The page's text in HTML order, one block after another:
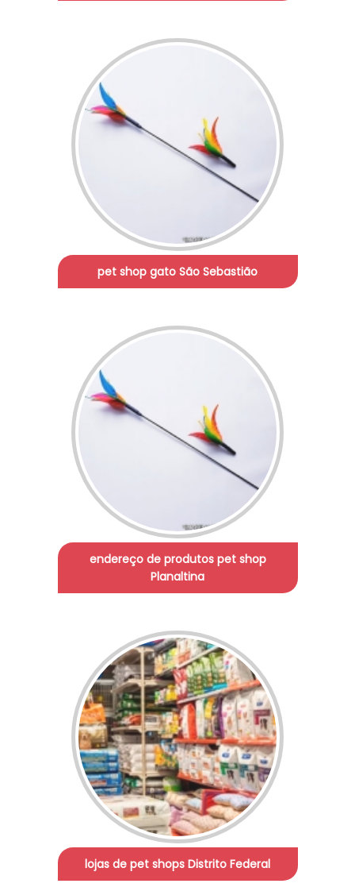
pet shop gato São Sebastião
endereço de produtos pet shop
Planaltina
lojas de pet shops Distrito Federal